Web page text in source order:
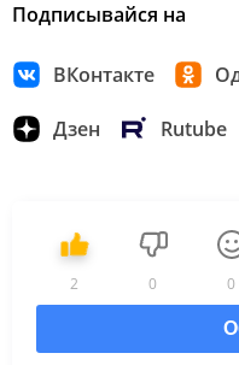
Подписывайся на
ВКонтакте
Дзен Rutube
2 0 0